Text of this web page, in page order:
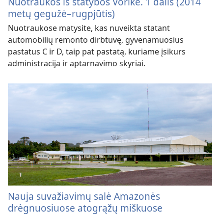
metų gegužė–rugpjūtis)
Nuotraukose matysite, kas nuveikta statant
automobilių remonto dirbtuvę, gyvenamuosius
pastatus C ir D, taip pat pastatą, kuriame įsikurs
administracija ir aptarnavimo skyriai.
Nauja suvažiavimų salė Amazonės
drėgnuosiuose atogrąžų miškuose